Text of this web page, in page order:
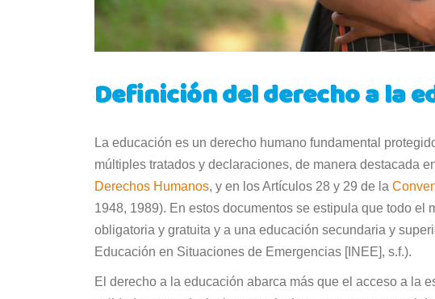
Definición del derecho a la
La educación es un derecho humano fundamental
múltiples tratados y declaraciones, de manera destacada
Derechos Humanos, y en los Artículos 28 y 29 de la
1948, 1989). En estos documentos se estipula que todo
obligatoria y gratuita y a una educación secundaria y
Educación en Situaciones de Emergencias [INEE], s.f.).
El derecho a la educación abarca más que el acceso a la